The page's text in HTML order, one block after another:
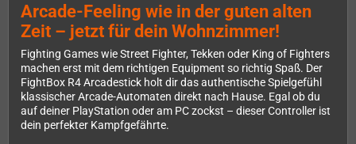
Arcade-Feeling wie in der guten alten
Zeit – jetzt für dein Wohnzimmer!
Fighting Games wie Street Fighter, Tekken oder King of Fighters
machen erst mit dem richtigen Equipment so richtig Spaß. Der
FightBox R4 Arcadestick holt dir das authentische Spielgefühl
klassischer Arcade-Automaten direkt nach Hause. Egal ob du
auf deiner PlayStation oder am PC zockst – dieser Controller ist
dein perfekter Kampfgefährte.